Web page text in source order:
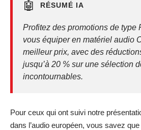
🤖 RÉSUMÉ IA
Profitez des promotions de type
vous équiper en matériel audio
meilleur prix, avec des
jusqu’à 20 % sur une sélection
incontournables.
Pour ceux qui ont suivi notre
dans l’audio européen, vous savez